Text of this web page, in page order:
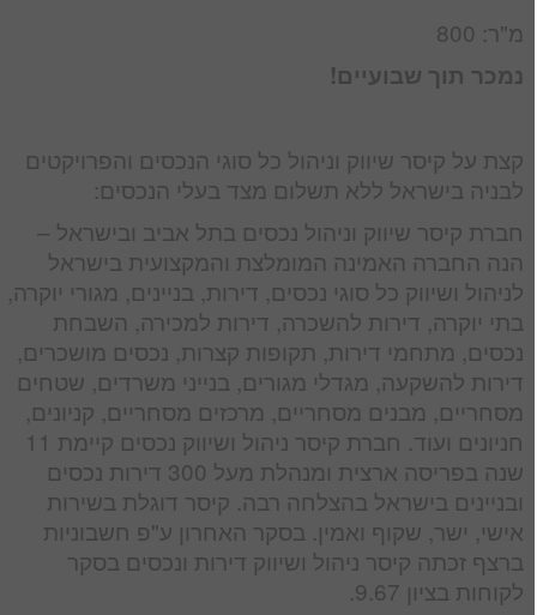
מ"ר: 800
נמכר תוך שבועיים!
קצת על קיסר שיווק וניהול כל סוגי הנכסים והפרויקטים
לבניה בישראל ללא תשלום מצד בעלי הנכסים:
חברת קיסר שיווק וניהול נכסים בתל אביב ובישראל –
הנה החברה האמינה המומלצת והמקצועית בישראל
לניהול ושיווק כל סוגי נכסים, דירות, בניינים, מגורי יוקרה,
בתי יוקרה, דירות להשכרה, דירות למכירה, השבחת
נכסים, מתחמי דירות, תקופות קצרות, נכסים מושכרים,
דירות להשקעה, מגדלי מגורים, בנייני משרדים, שטחים
מסחריים, מבנים מסחריים, מרכזים מסחריים, קניונים,
חניונים ועוד. חברת קיסר ניהול ושיווק נכסים קיימת 11
שנה בפריסה ארצית ומנהלת מעל 300 דירות נכסים
ובניינים בישראל בהצלחה רבה. קיסר דוגלת בשירות
אישי, ישר, שקוף ואמין. בסקר האחרון ע"פ חשבוניות
ברצף זכתה קיסר ניהול ושיווק דירות ונכסים בסקר
לקוחות בציון 9.67.